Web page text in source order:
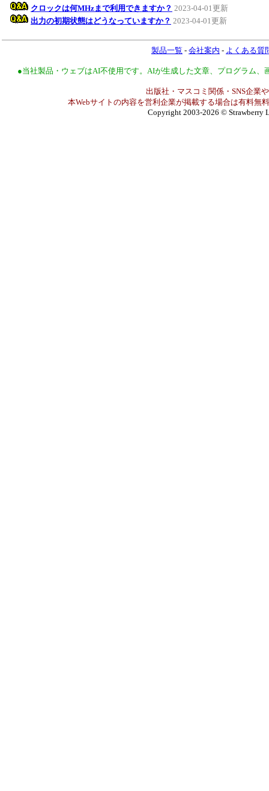
クロックは何MHzまで利用できますか？ 2023-04-01更新
出力の初期状態はどうなっていますか？ 2023-04-01更新
製品一覧 - 会社案内 - よくある質
●当社製品・ウェブはAI不使用です。AIが生成した文章、プログラム
出版社・マスコミ関係・SNS企業
本Webサイトの内容を営利企業が掲載する場合は有料無
Copyright 2003-2026 © Strawberry